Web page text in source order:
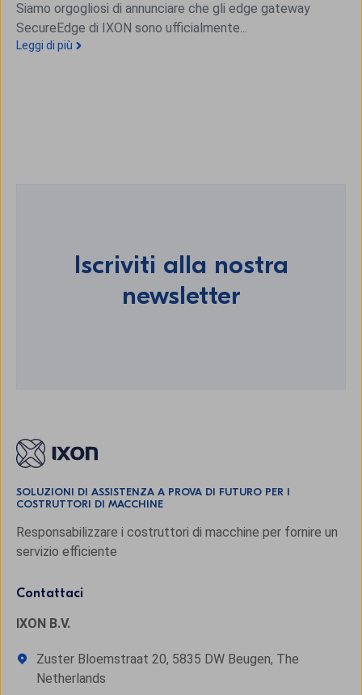
Siamo orgogliosi di annunciare che gli edge gateway
SecureEdge di IXON sono ufficialmente...
Leggi di più
Iscriviti alla nostra
newsletter
SOLUZIONI DI ASSISTENZA A PROVA DI FUTURO PER I
COSTRUTTORI DI MACCHINE
Responsabilizzare i costruttori di macchine per fornire un
servizio efficiente
Contattaci
IXON B.V.
Zuster Bloemstraat 20, 5835 DW Beugen, The
Netherlands